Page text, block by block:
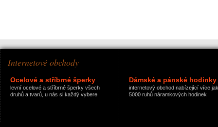
Internetové obchody
Ocelové a stříbrné šperky
levní ocelové a stříbrné šperky všech
druhů a tvarů, u nás si každý vybere
Dámské a pánské hodinky
internetový obchod nabízející více jak
5000 ruhů náramkových hodinek